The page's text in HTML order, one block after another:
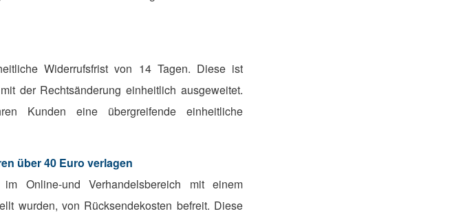
Widerrufsfrist von 14 Tagen. Diese ist
der Rechtsänderung einheitlich ausgeweitet.
Kunden eine übergreifende einheitliche
über 40 Euro verlagen
Online-und Verhandelsbereich mit einem
wurden, von Rücksendekosten befreit. Diese